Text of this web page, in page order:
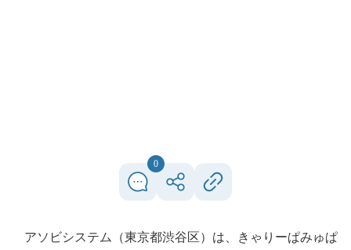
0
アソビシステム（東京都渋谷区）は、きゃりーぱみゅぱ